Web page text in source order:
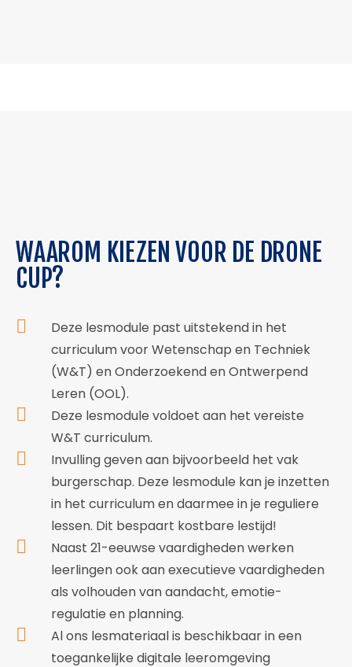
WAAROM KIEZEN VOOR DE DRONE
CUP?
Deze lesmodule past uitstekend in het
curriculum voor Wetenschap en Techniek
(W&T) en Onderzoekend en Ontwerpend
Leren (OOL).
Deze lesmodule voldoet aan het vereiste
W&T curriculum.
Invulling geven aan bijvoorbeeld het vak
burgerschap. Deze lesmodule kan je inzetten
in het curriculum en daarmee in je reguliere
lessen. Dit bespaart kostbare lestijd!
Naast 21-eeuwse vaardigheden werken
leerlingen ook aan executieve vaardigheden
als volhouden van aandacht, emotie-
regulatie en planning.
Al ons lesmateriaal is beschikbaar in een
toegankelijke digitale leeromgeving